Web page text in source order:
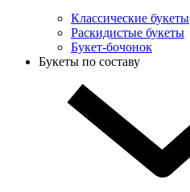
Классические букеты
Раскидистые букеты
Букет-бочонок
Букеты по составу